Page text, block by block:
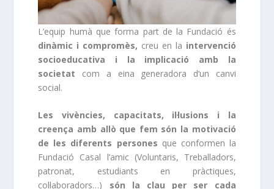
L’equip humà que forma part de la Fundació és
dinàmic i compromès, creu en la intervenció
socioeducativa i la implicació
amb la
societat com a eina generadora d‘un canvi
social.
Les vivències, capacitats, il·lusions i la
creença amb allò que fem són la motivació
de les diferents persones que conformen la
Fundació Casal l’amic (Voluntaris, Treballadors,
patronat, estudiants en pràctiques,
col·laboradors…) són la clau per ser cada